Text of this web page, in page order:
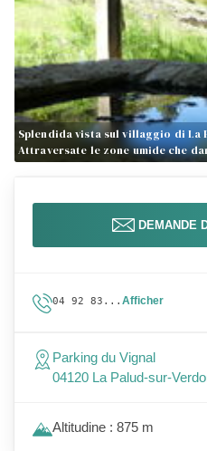
Splendida vista sul villaggio di La
Attraversate le zone umide che
DEMANDE
04 92 83... Afficher
Parking du Vignal
04120 La Palud-sur-
Altitudine : 875 m